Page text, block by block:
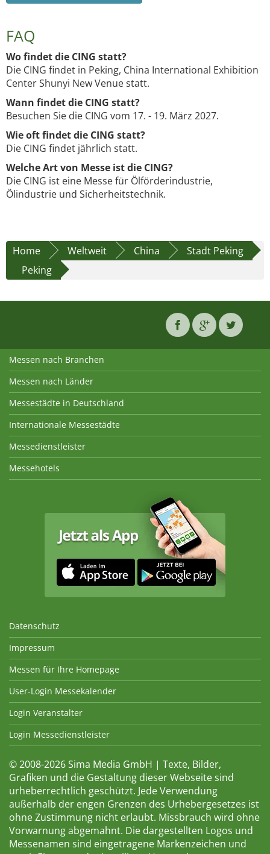
FAQ
Wo findet die CING statt?
Die CING findet in Peking, China International Exhibition
Center Shunyi New Venue statt.
Wann findet die CING statt?
Besuchen Sie die CING vom 17. - 19. März 2027.
Wie oft findet die CING statt?
Die CING findet jährlich statt.
Welche Art von Messe ist die CING?
Die CING ist eine Messe für Ölförderindustrie,
Ölindustrie und Sicherheitstechnik.
Home Weltweit China
Stadt Peking
Peking
Messen nach Branchen
Messen nach Länder
Messestädte in Deutschland
Internationale Messestädte
Messedienstleister
Messehotels
Datenschutz
Impressum
Messen für Ihre Homepage
User-Login Messekalender
Login Veranstalter
Login Messedienstleister
© 2008-2026 Sima Media GmbH | Texte, Bilder,
Grafiken und die Gestaltung dieser Webseite sind
urheberrechtlich geschützt. Jede Verwendung
außerhalb der engen Grenzen des Urhebergesetzes ist
ohne Zustimmung nicht erlaubt. Missbrauch wird ohne
Vorwarnung abgemahnt. Die dargestellten Logos und
Messenamen sind eingetragene Markenzeichen und